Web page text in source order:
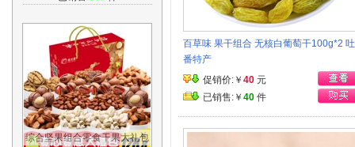
综合坚果组合零食干果大礼包
百草味 果干组合 无核白葡萄干100g*2
番特产
促销价:￥ 40 元
已销售:￥ 40 件